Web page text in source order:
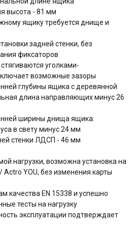
высота - 81 мм
ящику требуется днище и
задней стенки, без
фиксаторов
уголками-
возможные зазоры
глубины ящика c деревянной
длина направляющих минус 26
ширины днища ящика:
в свету минус 24 мм
стенки ЛДСП - 46 мм
нагрузки, возможна установка на
YOU, без изменения карты
качества EN 15338 и успешно
тесты на нагрузку
эксплуатации подтверждает